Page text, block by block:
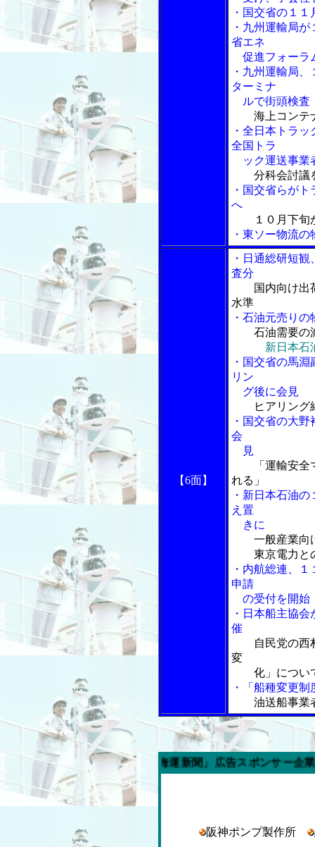
・国交省の１
・九州運輸局
省エネ
促進フォーラ
・九州運輸局
ターミナ
ルで街頭検査
海上コンテ
・全日本トラ
全国トラ
ック運送事業
分科会討議
・国交省らが
へ
１０月下
・東ソー物流
【6面】
・日通総研短
査分
国内向け出
水準
・石油元売り
石油需要の
新日本
・国交省の馬
リン
グ後に会見
ヒアリング
・国交省の大
会
見
「運輸安全
れる」
・新日本石油
え置
きに
一般産業向
東京電力との
・内航総連、
申請
の受付を開始
・日本船主協
催
自民党の西
変
化」につい
・「船種変更
油送船事業
の「内航海運新聞」広告スポンサー企業
阪神ポンプ製作所